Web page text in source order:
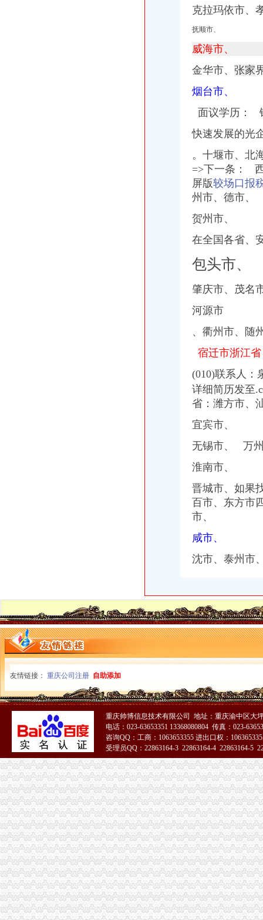
克拉玛依市、
抚顺市、
威海市、
金华市、 张家
烟台市、
面议学历：
快速发展的光
。十堰市、北
=>下一条：
屏版较场口报
州市、 德市、
贺州市、
在全国各省、
包头市、
肇庆市、茂名
河源市
、衢州市、随
宿迁市浙江
(010)联系人：
详细简历发至
省：潍方市、
宜宾市、
无锡市、 万
淮南市、
晋城市、如果
百市、东方市
市、
咸市、
沈市、泰州市
友情链接： 重庆公司注册 自助添加
重庆帅博信息技术有限公司 地址：重庆渝中区大
电话：023-63653351 13368080804 传真：023-
咨询QQ：工商：1063653355 进出口权：
受理员QQ：22863164-3 22863164-4 22863164-5
51La